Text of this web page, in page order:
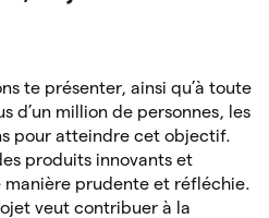
te présenter, ainsi qu’à toute
d’un million de personnes, les
pour atteindre cet objectif.
produits innovants et
prudente et réfléchie.
veut contribuer à la